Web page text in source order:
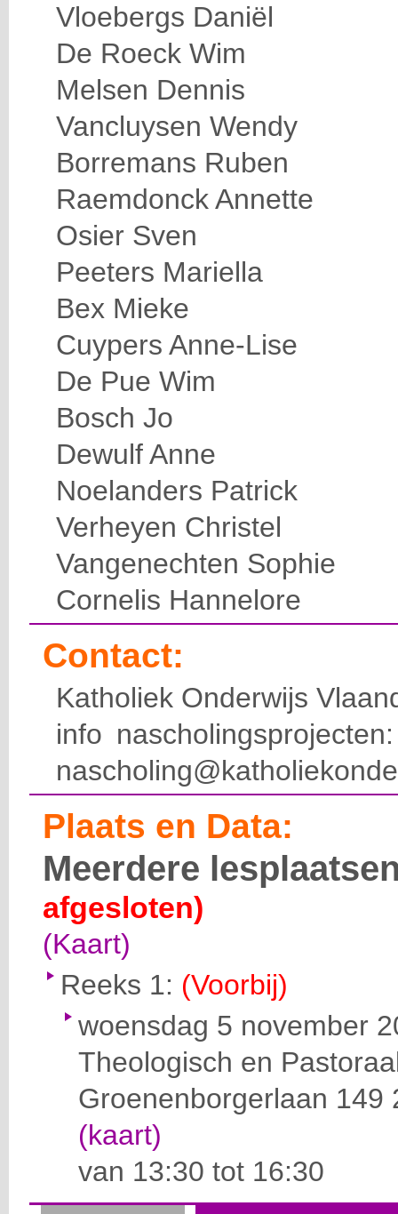
Vloebergs Daniël
De Roeck Wim
Melsen Dennis
Vancluysen Wendy
Borremans Ruben
Raemdonck Annette
Osier Sven
Peeters Mariella
Bex Mieke
Cuypers Anne-Lise
De Pue Wim
Bosch Jo
Dewulf Anne
Noelanders Patrick
Verheyen Christel
Vangenechten Sophie
Cornelis Hannelore
Contact:
Katholiek Onderwijs
info
Plaats en Data:
Meerdere
afgesloten)
(Kaart)
Reeks 1: (Voorbij)
woensdag 5 november
Theologisch en
Groenenborgerlaan 149
(kaart)
van 13:30 tot 16:30